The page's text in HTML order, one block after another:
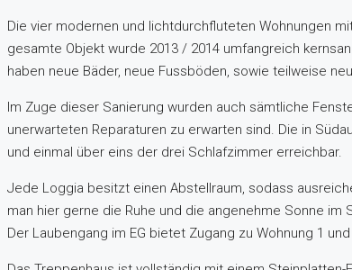
Die vier modernen und lichtdurchfluteten Wohnungen
gesamte Objekt wurde 2013 / 2014 umfangreich
haben neue Bäder, neue Fussböden, sowie teilweise
Im Zuge dieser Sanierung wurden auch sämtliche
unerwarteten Reparaturen zu erwarten sind. Die in
und einmal über eins der drei Schlafzimmer erreichbar.
Jede Loggia besitzt einen Abstellraum, sodass
man hier gerne die Ruhe und die angenehme Sonne
Der Laubengang im EG bietet Zugang zu Wohnung 1